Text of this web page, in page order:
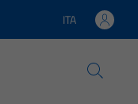
Lingua attiva:
ITA